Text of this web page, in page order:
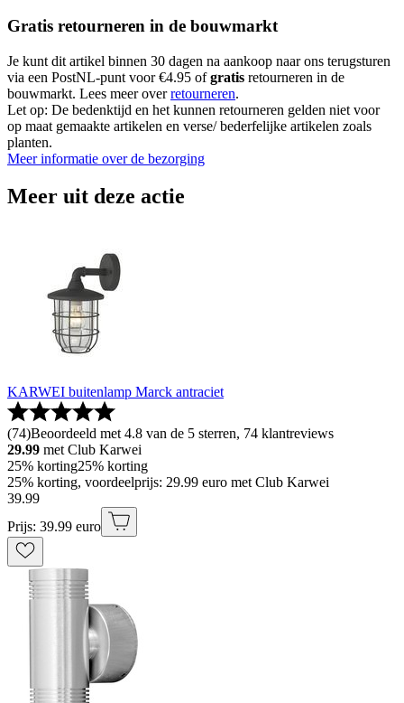
Gratis retourneren in de bouwmarkt
Je kunt dit artikel binnen 30 dagen na aankoop naar ons terugsturen
via een PostNL-punt voor €4.95 ofgratis retourneren in de
bouwmarkt. Lees meer overretourneren.
Let op: De bedenktijd en het kunnen retourneren gelden niet voor
op maat gemaakte artikelen en verse/ bederfelijke artikelen zoals
planten.
Meer informatie over de bezorging
Meer uit deze actie
KARWEI buitenlamp Marck antraciet
(74)Beoordeeld met 4.8 van de 5 sterren, 74 klantreviews
29.99 met Club Karwei
25% korting25% korting
25% korting, voordeelprijs: 29.99 euro met Club Karwei
39.99
Prijs: 39.99 euro